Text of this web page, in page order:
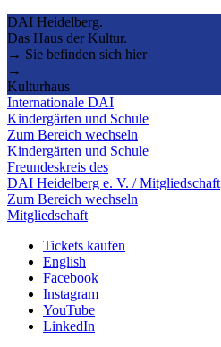
DAI Heidelberg.
Das Haus der Kultur.
→ Sie befinden sich hier
→
Kulturhaus
Internationale DAI
Kindergärten und Schule
Zum Bereich wechseln
Kindergärten und Schule
Freundeskreis des
DAI Heidelberg e. V. / Mitgliedschaft
Zum Bereich wechseln
Mitgliedschaft
Tickets kaufen
English
Facebook
Instagram
YouTube
LinkedIn